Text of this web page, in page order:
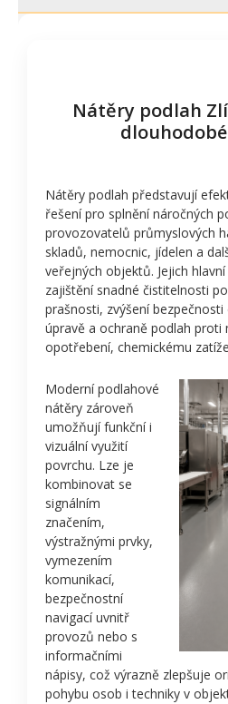
Nátěry podlah
Nátěry podlah představují
řešení pro splnění náročných
provozovatelů průmyslových
skladů, nemocnic, jídelen a
veřejných objektů. Jejich
zajištění snadné čistitelnosti
prašnosti, zvýšení
úpravě a ochraně podlah proti
opotřebení, chemickému
Moderní podlahové
nátěry zároveň
umožňují funkční i
vizuální využití
povrchu. Lze je
kombinovat se
signálním
značením,
výstražnými prvky,
vymezením
komunikací,
bezpečnostní
navigací uvnitř
provozů nebo s
informačními
nápisy, což výrazně zlepšuje
pohybu osob i techniky v